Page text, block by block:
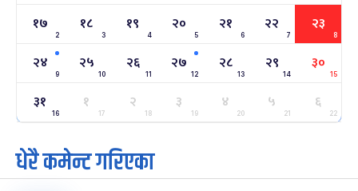
सोम फाल्गुन २४, २०८३- Mar 8, 2027
७ महिना बाँकी
२५
मंगल
ग्याल्पो ल्होसार
फाल्गुन २५, २०८३ Mar 9, 2027
७ महिना बाँकी
७
आइत
पूर्णिमा व्रत
चैत्र ७, २०८३-Mar 21, 2027
१७
2
१८
3
१९
4
२०
5
२१
6
२२
7
२३
8
२४
9
२५
10
२६
11
२७
12
२८
13
२९
14
३०
15
३१
16
१
17
२
18
३
19
४
20
५
21
६
22
धेरै कमेन्ट गरिएका